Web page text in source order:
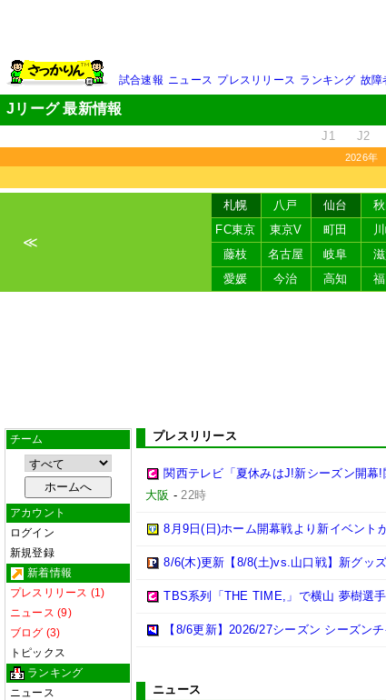
試合速報 ニュース プレスリリース ランキング 故障
Jリーグ 最新情報
J1 J2
2026年
≪
札幌 八戸 仙台 秋
FC東京
東京V 町田
藤枝
名古屋 岐阜
愛媛
今治 高知
チーム
アカウント
ログイン
新規登録
新着情報
プレスリリース (1)
ニュース (9)
ブログ (3)
トピックス
ランキング
ニュース
プレスリリース
関西テレビ「夏休みはJ!新シーズン開
大阪 -22時
8月9日(日)ホーム開幕戦より新イベント
8/6(木)更新【8/8(土)vs.山口戦】新グッ
TBS系列「THE TIME,」で横山 夢樹選
【8/6更新】2026/27シーズン シーズン
ニュース